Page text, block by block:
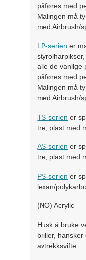
påføres med
Malingen må
med Airbrush/
LP-serien er
alle de vanlige
påføres med
Malingen må
med Airbrush/
TS-serien er
tre, plast med
AS-serien er
tre, plast med
PS-serien er
lexan/
(NO) Acrylic
Husk å bruke
briller, hansker
avtrekksvifte.